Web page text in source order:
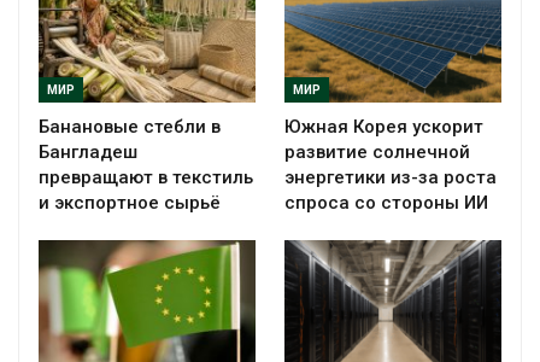
МИР
Банановые стебли в
Бангладеш
превращают в текстиль
и экспортное сырьё
МИР
Южная Корея ускорит
развитие солнечной
энергетики из-за роста
спроса со стороны ИИ